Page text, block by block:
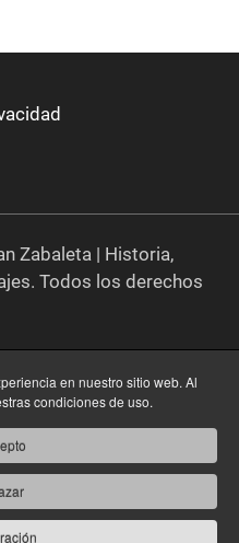
en nuestro sitio web. Al
condiciones de uso.
Zabaleta | Historia,
Todos los derechos